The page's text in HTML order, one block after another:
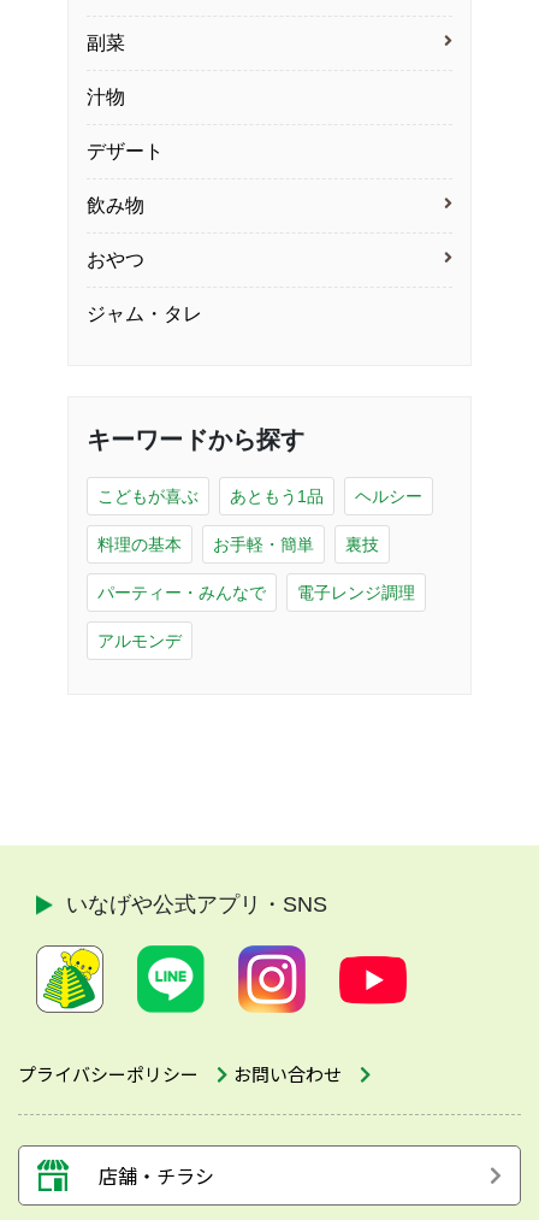
副菜
汁物
デザート
飲み物
おやつ
ジャム・タレ
キーワードから探す
こどもが喜ぶ あともう1品 ヘルシー
料理の基本 お手軽・簡単 裏技
パーティー・みんなで 電子レンジ調理
アルモンデ
プライバシーポリシー お問い合わせ
いなげや公式アプリ・SNS
店舗・チラシ